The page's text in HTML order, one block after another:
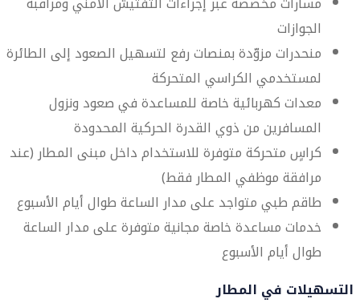
الجوازات
منحدرات مزوّدة بمنصات رفع لتسهيل الصعود إلى الطائرة
لمستخدمي الكراسي المتحركة
معدات كهربائية خاصة للمساعدة في صعود ونزول
المسافرين من ذوي القدرة الحركية المحدودة
كراسٍ متحركة متوفرة للاستخدام داخل مبنى المطار (عند
مرافقة موظفي المطار فقط)
طاقم طبي متواجد على مدار الساعة طوال أيام الأسبوع
خدمات مساعدة خاصة مجانية متوفرة على مدار الساعة
طوال أيام الأسبوع
التسهيلات في المطار